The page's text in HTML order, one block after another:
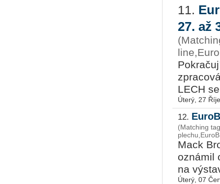
11.
27. až
LECH
Úterý, 27
12.
(Matching
Mack
ozná­mil
na
Úterý, 07